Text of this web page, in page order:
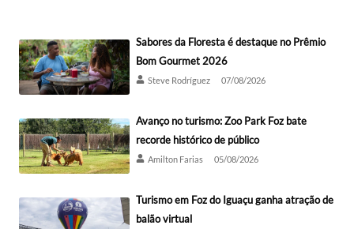
Sabores da Floresta é destaque no Prêmio
Bom Gourmet 2026
Steve Rodríguez 07/08/2026
Avanço no turismo: Zoo Park Foz bate
recorde histórico de público
Amilton Farias 05/08/2026
Turismo em Foz do Iguaçu ganha atração de
balão virtual